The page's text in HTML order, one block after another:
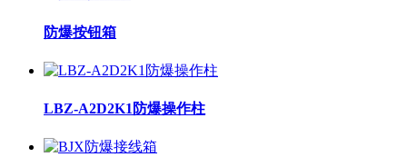
防爆按钮箱
LBZ-A2D2K1防爆操作柱